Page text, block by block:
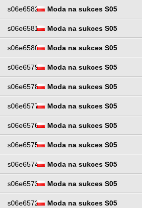
s06e6582 Moda na sukces S05
s06e6581 Moda na sukces S05
s06e6580 Moda na sukces S05
s06e6579 Moda na sukces S05
s06e6578 Moda na sukces S05
s06e6577 Moda na sukces S05
s06e6576 Moda na sukces S05
s06e6575 Moda na sukces S05
s06e6574 Moda na sukces S05
s06e6573 Moda na sukces S05
s06e6572 Moda na sukces S05